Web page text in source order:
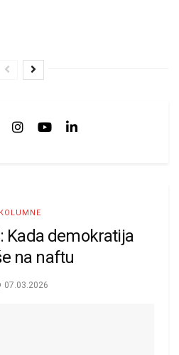
KOLUMNE
Kada demokratija
na naftu
07.03.2026